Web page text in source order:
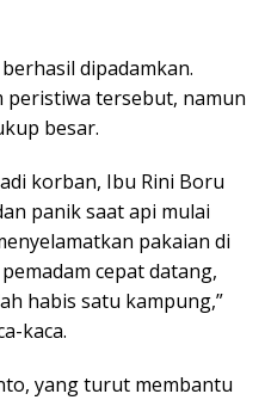
dipadamkan.
peristiwa tersebut, namun
besar.
korban, Ibu Rini Boru
panik saat api mulai
pakaian di
cepat datang,
habis satu kampung,”
kaca.
yang turut membantu